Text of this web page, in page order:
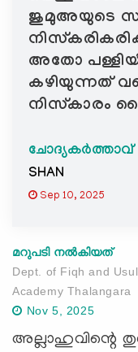
i
o
n
ജുമുഅയുടെ
അതോ
കഴിയുന്നത്
നിസ്കാരം
ചോദ്യകർത്താവ്
SHAN
Sep 10, 2025
മറുപടി നൽകിയത്
Dept. of Fiqh and
Academy Thalangara
Nov 5, 2025
അല്ലാഹുവിന്റെ